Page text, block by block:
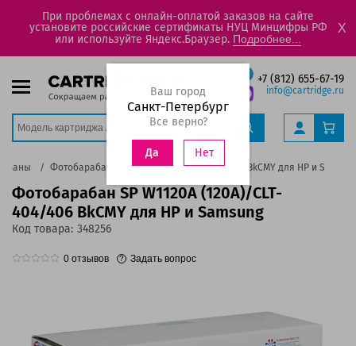
При проблемах с онлайн-оплатой заказов на сайте
установите российские сертификаты НУЦ Минцифры РФ
или используйте Яндекс.Браузер. Подробнее...
X
+7 (812) 655-67-19
info@cartridge.ru
Ваш город
Санкт-Петербург
Все верно?
Да Нет
Фотобарабан SP W1120A (120A)/CLT-404/406 BkCMY для HP и
Фотобарабан SP W1120A (120A)/CLT-
404/406 BkCMY для HP и Samsung
Код товара: 348256
0 отзывов Задать вопрос